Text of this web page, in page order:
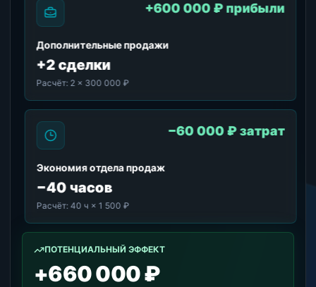
+600 000 ₽ прибыли
Дополнительные продажи
+2 сделки
Расчёт: 2 × 300 000 ₽
−60 000 ₽ затрат
Экономия отдела продаж
−40 часов
Расчёт:40 ч × 1 500 ₽
ПОТЕНЦИАЛЬНЫЙ ЭФФЕКТ
+660 000 ₽